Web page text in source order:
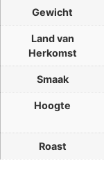
Gewicht
Land van
Herkomst
Smaak
Hoogte
Roast